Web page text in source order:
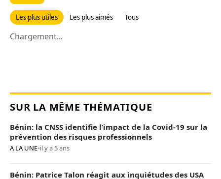
Les plus utiles Les plus aimés Tous
Chargement...
SUR LA MÊME THÉMATIQUE
Bénin: la CNSS identifie l’impact de la Covid-19 sur la
prévention des risques professionnels
A LA UNE•il y a 5 ans
Bénin: Patrice Talon réagit aux inquiétudes des USA